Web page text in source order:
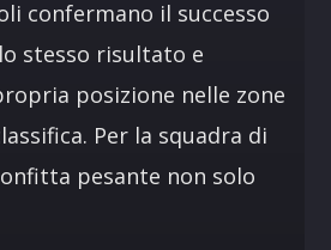
confermano il successo
stesso risultato e
posizione nelle zone
Per la squadra di
pesante non solo